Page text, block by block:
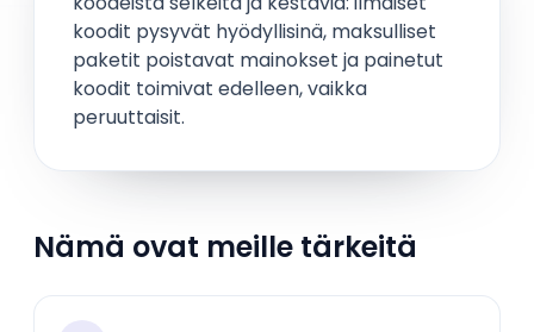
koodit pysyvät hyödyllisinä, maksulliset
paketit poistavat mainokset ja painetut
koodit toimivat edelleen, vaikka
peruuttaisit.
Nämä ovat meille tärkeitä